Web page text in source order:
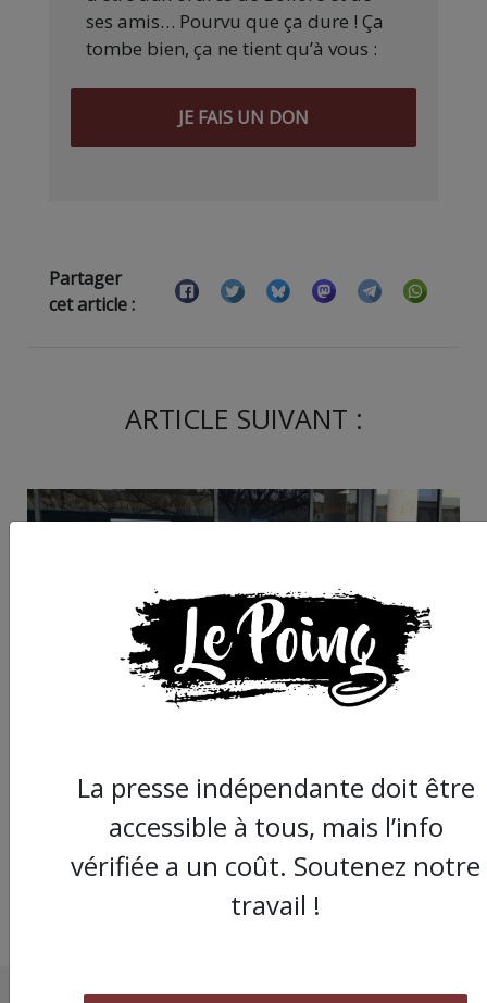
ses amis… Pourvu que ça dure ! Ça
tombe bien, ça ne tient qu’à vous :
JE FAIS UN DON
Partager
cet article :
ARTICLE SUIVANT :
Réforme des
pénétré sur des
trains
La presse indépendante doit être
accessible à tous, mais l’info
vérifiée a un coût. Soutenez notre
travail !